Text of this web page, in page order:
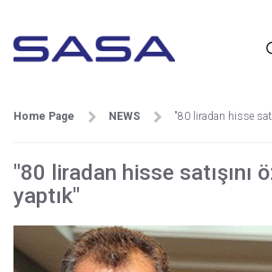
Home Page NEWS "80 liradan hisse
"80 liradan hisse satışını
yaptık"